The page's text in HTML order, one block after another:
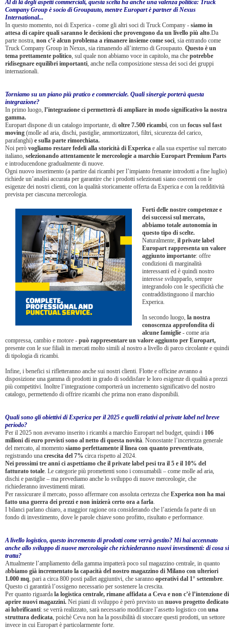
Al di là degli aspetti commerciali, questa scelta ha anche una valenza politica: Truck
Company Group è socio di Groupauto, mentre Europart è partner di Nexus
International...
In questo momento, noi di Experica - come gli altri soci di Truck Company - siamo in
attesa di capire quali saranno le decisioni che provengono da un livello più alto.Da
parte nostra, non c’è alcun problema a rimanere insieme come soci, sia entrando come
Truck Company Group in Nexus, sia rimanendo all’interno di Groupauto. Questo è un
tema prettamente politico, sul quale non abbiamo voce in capitolo, ma che potrebbe
ridisegnare equilibri importanti, anche nella composizione stessa dei soci dei gruppi
internazionali.
Torniamo su un piano più pratico e commerciale. Quali sinergie porterà questa
integrazione?
In primo luogo, l’integrazione ci permetterà di ampliare in modo significativo la nostra
gamma.
Europart dispone di un catalogo importante, di oltre 7.500 ricambi, con un focus sul fast
moving (molle ad aria, dischi, pastiglie, ammortizzatori, filtri, sicurezza del carico,
parafanghi) e sulla parte rimorchiata.
Noi però vogliamo restare fedeli alla storicità di Experica e alla sua expertise sul mercato
italiano, selezionando attentamente le merceologie a marchio Europart Premium Parts
e introducendone gradualmente di nuove.
Ogni nuovo inserimento (a partire dai ricambi per l’impianto frenante introdotti a fine luglio)
richiede un’analisi accurata per garantire che i prodotti selezionati siano coerenti con le
esigenze dei nostri clienti, con la qualità storicamente offerta da Experica e con la redditività
prevista per ciascuna merceologia.
Forti delle nostre competenze e
dei successi sul mercato,
abbiamo totale autonomia in
questo tipo di scelte.
Naturalmente, il private label
Europart rappresenta un valore
aggiunto importante: offre
condizioni di marginalità
interessanti ed è quindi nostro
interesse svilupparlo, sempre
integrandolo con le specificità che
contraddistinguono il marchio
Experica.
In secondo luogo, la nostra
conoscenza approfondita di
alcune famiglie- come aria
compressa, cambio e motore - può rappresentare un valore aggiunto per Europart,
presente con le sue filiali in mercati molto simili al nostro a livello di parco circolante e quindi
di tipologia di ricambi.
Infine, i benefici si rifletteranno anche sui nostri clienti. Flotte e officine avranno a
disposizione una gamma di prodotti in grado di soddisfare le loro esigenze di qualità a prezzi
più competitivi. Inoltre l’integrazione comporterà un incremento significativo del nostro
catalogo, permettendo di offrire ricambi che prima non erano disponibili.
Quali sono gli obiettivi di Experica per il 2025 e quelli relativi al private label nel breve
periodo?
Per il 2025 non avevamo inserito i ricambi a marchio Europart nel budget, quindi i 106
milioni di euro previsti sono al netto di questa novità. Nonostante l’incertezza generale
del mercato, al momento siamo perfettamente il linea con quanto preventivato,
registrando una crescita del 7% circa rispetto al 2024.
Nei prossimi tre anni ci aspettiamo che il private label pesi tra il 5 e il 10% del
fatturato totale. Le categorie più promettenti sono i consumabili – come molle ad aria,
dischi e pastiglie – ma prevediamo anche lo sviluppo di nuove merceologie, che
richiederanno investimenti mirati.
Per rassicurare il mercato, posso affermare con assoluta certezza che Experica non ha mai
fatto una guerra dei prezzi e non inizierà certo ora a farla.
I bilanci parlano chiaro, a maggior ragione ora considerando che l’azienda fa parte di un
fondo di investimento, dove le parole chiave sono profitto, risultato e performance.
A livello logistico, questo incremento di prodotti come verrà gestito? Mi hai accennato
anche allo sviluppo di nuove merceologie che richiederanno nuovi investimenti: di cosa si
tratta?
Attualmente l’ampliamento della gamma impatterà poco sul magazzino centrale, in quanto
abbiamo già incrementato la capacità del nostro magazzino di Milano con ulteriori
1.000 mq, pari a circa 800 posti pallet aggiuntivi, che saranno operativi dal 1° settembre.
Questo ci garantirà l’ossigeno necessario per sostenere la crescita.
Per quanto riguarda la logistica centrale, rimane affidata a Ceva e non c’è l’intenzione di
aprire nuovi magazzini. Nei piani di sviluppo è però previsto un nuovo progetto dedicato
ai lubrificanti: se verrà realizzato, sarà necessario modificare l’assetto logistico con una
struttura dedicata, poichè Ceva non ha la possibilità di stoccare questi prodotti, un settore
invece in cui Europart è particolarmente forte.